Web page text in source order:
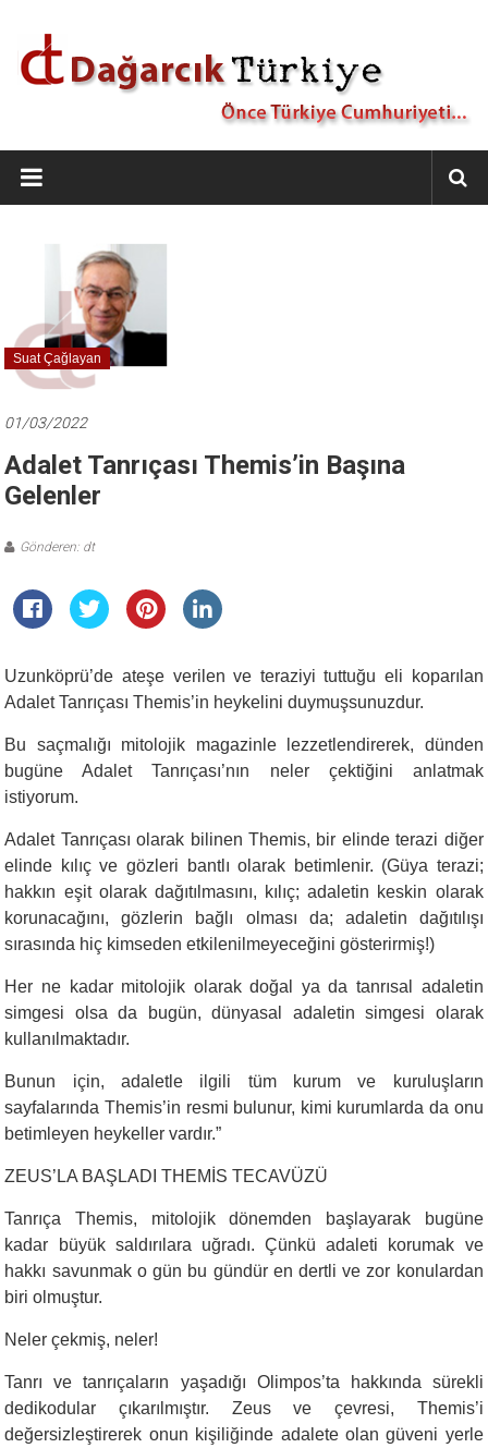
Dağarcık
Türkiye
Cumhuriyeti…
Suat Çağlayan
01/03/2022
Adalet Tanrıçası Themis’in Başına
Gelenler
Gönderen: dt
Uzunköprü’de ateşe verilen ve teraziyi tuttuğu eli koparılan
Adalet Tanrıçası Themis’in heykelini duymuşsunuzdur.
Bu saçmalığı mitolojik magazinle lezzetlendirerek, dünden
bugüne Adalet Tanrıçası’nın neler çektiğini anlatmak
istiyorum.
Adalet Tanrıçası olarak bilinen Themis, bir elinde terazi diğer
elinde kılıç ve gözleri bantlı olarak betimlenir. (Güya terazi;
hakkın eşit olarak dağıtılmasını, kılıç; adaletin keskin olarak
korunacağını, gözlerin bağlı olması da; adaletin dağıtılışı
sırasında hiç kimseden etkilenilmeyeceğini gösterirmiş!)
Her ne kadar mitolojik olarak doğal ya da tanrısal adaletin
simgesi olsa da bugün, dünyasal adaletin simgesi olarak
kullanılmaktadır.
Bunun için, adaletle ilgili tüm kurum ve kuruluşların
sayfalarında Themis’in resmi bulunur, kimi kurumlarda da onu
betimleyen heykeller vardır.”
ZEUS’LA BAŞLADI THEMİS TECAVÜZÜ
Tanrıça Themis, mitolojik dönemden başlayarak bugüne
kadar büyük saldırılara uğradı. Çünkü adaleti korumak ve
hakkı savunmak o gün bu gündür en dertli ve zor konulardan
biri olmuştur.
Neler çekmiş, neler!
Tanrı ve tanrıçaların yaşadığı Olimpos’ta hakkında sürekli
dedikodular çıkarılmıştır. Zeus ve çevresi, Themis’i
değersizleştirerek onun kişiliğinde adalete olan güveni yerle